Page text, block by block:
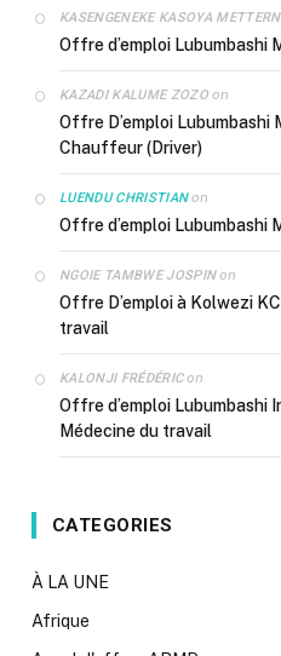
KASENGENEKE KASOYA
Offre d’emploi Lubumbashi
KAZADI KALUME ZOZOon
Offre D’emploi Lubumbashi
Chauffeur (Driver)
LUENDU CHRISTIANon
Offre d’emploi Lubumbashi
NGOIE TAMBWE JOSPINon
Offre D’emploi à Kolwezi
travail
KALONJI FRÉDÉRICon
Offre d’emploi Lubumbashi
Médecine du travail
CATEGORIES
À LA UNE
Afrique